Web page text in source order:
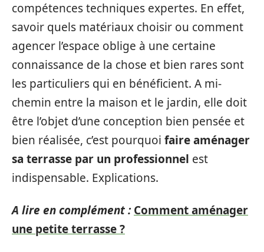
compétences techniques expertes. En effet,
savoir quels matériaux choisir ou comment
agencer l’espace oblige à une certaine
connaissance de la chose et bien rares sont
les particuliers qui en bénéficient. A mi-
chemin entre la maison et le jardin, elle doit
être l’objet d’une conception bien pensée et
bien réalisée, c’est pourquoi faire aménager
sa terrasse par un professionnel est
indispensable. Explications.
A lire en complément : Comment aménager
une petite terrasse ?